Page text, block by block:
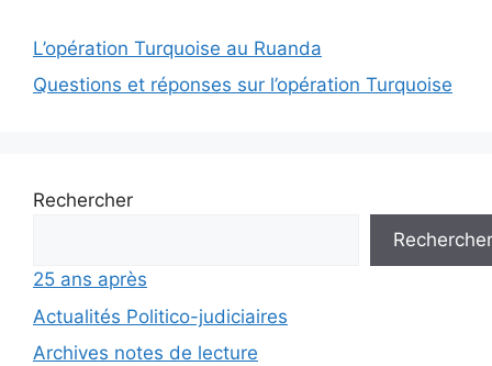
L’opération Turquoise au Ruanda
Questions et réponses sur l’opération Turquoise
Rechercher
Rechercher
25 ans après
Actualités Politico-judiciaires
Archives notes de lecture